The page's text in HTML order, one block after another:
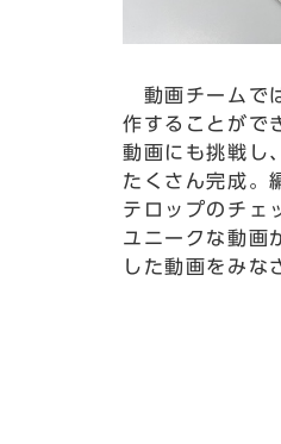
動画チームで
作することがで
動画にも挑戦し
たくさん完成。
テロップのチェ
ユニークな動
した動画をみな